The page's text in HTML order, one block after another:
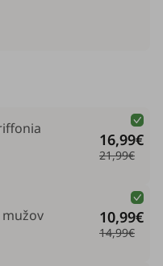
16,99€
21,99€
10,99€
14,99€